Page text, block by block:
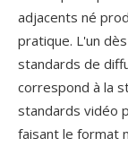
adjacents né
pratique. L'un
standards de
correspond à la
standards vidéo
faisant le format